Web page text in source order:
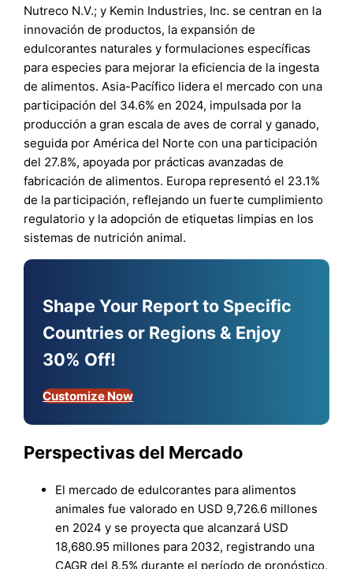
Nutreco N.V.; y Kemin Industries, Inc. se centran en la
innovación de productos, la expansión de
edulcorantes naturales y formulaciones específicas
para especies para mejorar la eficiencia de la ingesta
de alimentos. Asia-Pacífico lidera el mercado con una
participación del 34.6% en 2024, impulsada por la
producción a gran escala de aves de corral y ganado,
seguida por América del Norte con una participación
del 27.8%, apoyada por prácticas avanzadas de
fabricación de alimentos. Europa representó el 23.1%
de la participación, reflejando un fuerte cumplimiento
regulatorio y la adopción de etiquetas limpias en los
sistemas de nutrición animal.
Shape Your Report to Specific
Countries or Regions & Enjoy
30% Off!
Customize Now
Perspectivas del Mercado
El mercado de edulcorantes para alimentos
animales fue valorado en USD 9,726.6 millones
en 2024 y se proyecta que alcanzará USD
18,680.95 millones para 2032, registrando una
CAGR del 8.5% durante el período de pronóstico,